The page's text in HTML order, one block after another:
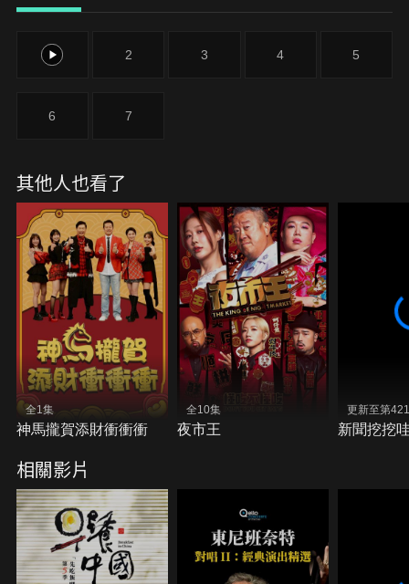
1 2 3 4 5
6 7
其他人也看了
全1集
神馬攏賀添財衝衝衝
全10集
夜市王
更新至第
新聞挖挖
相關影片